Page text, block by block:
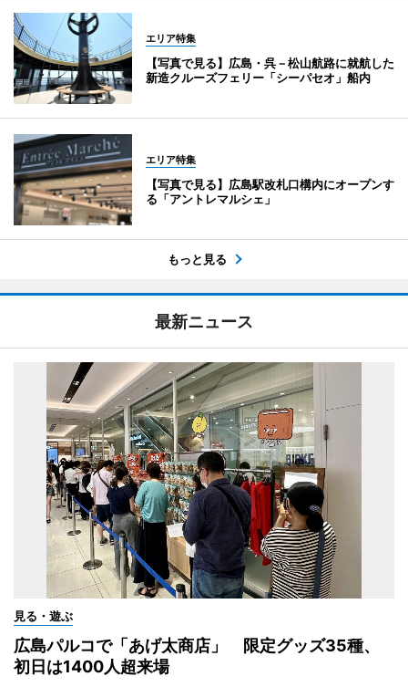
エリア特集
【写真で見る】広島・呉－松山航路に就航した
新造クルーズフェリー「シーパセオ」船内
エリア特集
【写真で見る】広島駅改札口構内にオープンす
る「アントレマルシェ」
もっと見る
最新ニュース
見る・遊ぶ
広島パルコで「あげ太商店」 限定グッズ35種、
初日は1400人超来場